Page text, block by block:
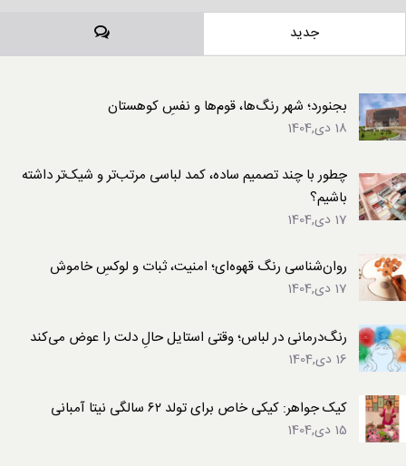
جدید
دیدگاه‌ها
بجنورد؛ شهر رنگ‌ها، قوم‌ها و نفسِ کوهستان
18 دی,1404
چطور با چند تصمیم ساده، کمد لباسی مرتب‌تر و شیک‌تر داشته
باشیم؟
17 دی,1404
روان‌شناسی رنگ قهوه‌ای؛ امنیت، ثبات و لوکسِ خاموش
17 دی,1404
رنگ‌درمانی در لباس؛ وقتی استایل حالِ دلت را عوض می‌کند
16 دی,1404
کیک جواهر: کیکی خاص برای تولد ۶۲ سالگی نیتا آمبانی
15 دی,1404